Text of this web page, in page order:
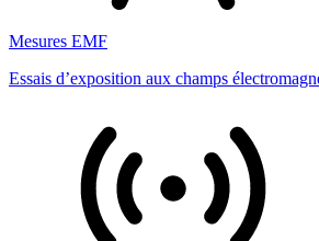
Mesures EMF
Essais d’exposition aux champs